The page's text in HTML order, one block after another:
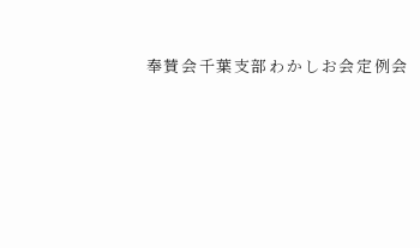
奉賛会千葉支部わかしお会定例会